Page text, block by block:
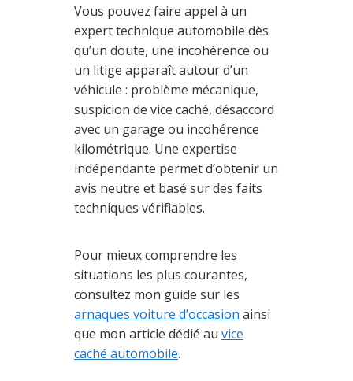
Vous pouvez faire appel à un
expert technique automobile dès
qu’un doute, une incohérence ou
un litige apparaît autour d’un
véhicule : problème mécanique,
suspicion de vice caché, désaccord
avec un garage ou incohérence
kilométrique. Une expertise
indépendante permet d’obtenir un
avis neutre et basé sur des faits
techniques vérifiables.
Pour mieux comprendre les
situations les plus courantes,
consultez mon guide sur les
arnaques voiture d’occasion ainsi
que mon article dédié au vice
caché automobile.